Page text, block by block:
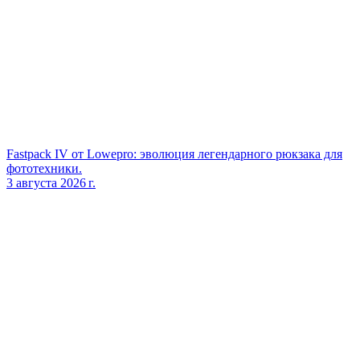
Fastpack IV от Lowepro: эволюция легендарного рюкзака для
фототехники.
3 августа 2026 г.